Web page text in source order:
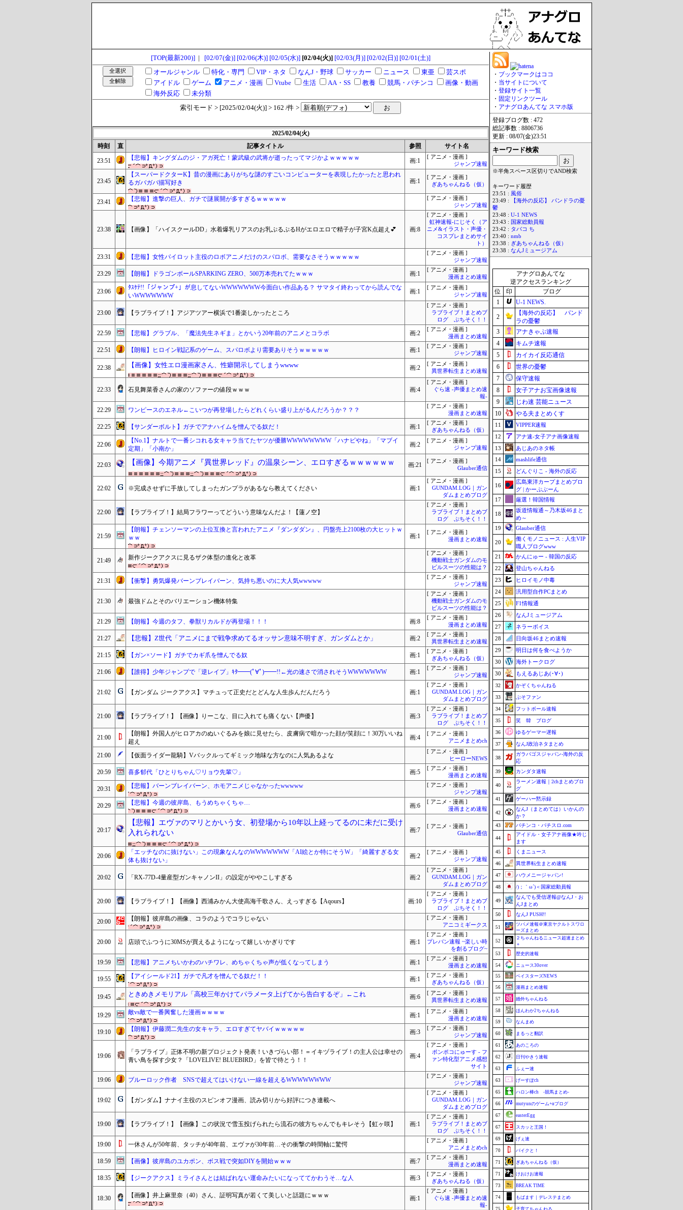
[TOP(最新200)]| [02/07(金)] [02/06(木)] [02/05(水)] [02/04(火)] [02/03(月)] [02/02(日)] [02/01(土)]
オールジャンル
特化・専門 VIP・ネタ なんJ・野球 サッカー ニュース 東亜
芸スポ
アイドル
ゲーム アニメ・漫画 Vtube 生活 AA・SS 教養 競馬・パチンコ
画像・動画
海外反応
未分類
索引モード > [2025/02/04(火)] > 162 /件 >
2025/02/04(火)
時刻
直 記事タイトル 参照 サイト名
23:51 【悲報】キングダムのジ・アガ死亡！蒙武級の武将が逝ったってマジかよｗｗｗｗｗ 画:1
[ アニメ・漫画 ]
ジャンプ速報
23:45
【スーパードクターK】昔の漫画にありがちな謎のすごいコンピューターを表現したかったと思われ
るガバガバ描写好き
画:1
[ アニメ・漫画 ]
ぎあちゃんねる（仮）
23:41 【悲報】進撃の巨人、ガチで謎展開が多すぎるｗｗｗｗｗ
[ アニメ・漫画 ]
ジャンプ速報
23:38 【画像】「ハイスクールDD」水着爆乳リアスのお乳ぷるぷるHがエロエロで精子が子宮K点超え💕 画:8
[ アニメ・漫画 ]
虹神速報-にじそく（ア
ニメ&イラスト・声優・
コスプレまとめサイ
ト）
23:31 【悲報】女性パイロット主役のロボアニメだけのスパロボ、需要なさそうｗｗｗｗｗ
[ アニメ・漫画 ]
ジャンプ速報
23:29 【朗報】ドラゴンボールSPARKING ZERO、500万本売れてたｗｗｗ 画:1
[ アニメ・漫画 ]
漫画まとめ速報
23:06
ﾀｽｹﾃ!!「ジャンプ+」が息してないWWWWWWW今面白い作品ある？ サマタイ終わってから読んでな
いWWWWWWW
画:1
[ アニメ・漫画 ]
ジャンプ速報
23:00 【ラブライブ！】アジアツアー横浜で1番楽しかったところ
[ アニメ・漫画 ]
ラブライブ！まとめブ
ログ ぷちそく！！
22:59 【悲報】グラブル、「魔法先生ネギま」とかいう20年前のアニメとコラボ 画:2
[ アニメ・漫画 ]
漫画まとめ速報
22:51 【朗報】ヒロイン戦記系のゲーム、スパロボより需要ありそうｗｗｗｗｗ 画:1
[ アニメ・漫画 ]
ジャンプ速報
22:38 【画像】女性エロ漫画家さん、性癖開示してしまうwwww 画:2
[ アニメ・漫画 ]
異世界転生まとめ速報
22:33 石見舞菜香さんの家のソファーの値段ｗｗｗ 画:4
[ アニメ・漫画 ]
ぐら速 -声優まとめ速
報-
22:29 ワンピースのエネル←こいつが再登場したらどれくらい盛り上がるんだろうか？？？
[ アニメ・漫画 ]
漫画まとめ速報
22:25 【サンダーボルト】ガチでアナハイムを憎んでる奴だ！ 画:1
[ アニメ・漫画 ]
ぎあちゃんねる（仮）
22:06
【No.1】ナルトで一番シコれる女キャラ当てたヤツが優勝WWWWWWWW「ハナビやね」「マブイ
定期」「小南か」
画:2
[ アニメ・漫画 ]
ジャンプ速報
22:03 【画像】今期アニメ『異世界レッド』の温泉シーン、エロすぎるｗｗｗｗｗｗ 画:21
[ アニメ・漫画 ]
Glauber通信
22:02 ※完成させずに手放してしまったガンプラがあるなら教えてください 画:1
[ アニメ・漫画 ]
GUNDAM.LOG｜ガン
ダムまとめブログ
22:00 【ラブライブ！】結局フラワーってどういう意味なんだよ！【蓮ノ空】
[ アニメ・漫画 ]
ラブライブ！まとめブ
ログ ぷちそく！！
21:59
【朗報】チェンソーマンの上位互換と言われたアニメ『ダンダダン』、円盤売上2100枚の大ヒットｗ
ｗｗ
画:1
[ アニメ・漫画 ]
漫画まとめ速報
21:49 新作ジークアクスに見るザク体型の進化と改革
[ アニメ・漫画 ]
機動戦士ガンダムのモ
ビルスーツの性能は？
21:31 【衝撃】勇気爆発バーンブレイバーン、気持ち悪いのに大人気wwwww
[ アニメ・漫画 ]
ジャンプ速報
21:30 最強ドムとそのバリエーション機体特集
[ アニメ・漫画 ]
機動戦士ガンダムのモ
ビルスーツの性能は？
21:29 【朗報】今週のタフ、拳獣リカルドが再登場！！！ 画:8
[ アニメ・漫画 ]
漫画まとめ速報
21:27 【悲報】Z世代「アニメにまで戦争求めてるオッサン意味不明すぎ、ガンダムとか」 画:2
[ アニメ・漫画 ]
異世界転生まとめ速報
21:15 【ガン×ソード】ガチでカギ爪を憎んでる奴 画:1
[ アニメ・漫画 ]
ぎあちゃんねる（仮）
21:06 【誰得】少年ジャンプで「逆レイプ」ｷﾀ━━(ﾟ∀ﾟ)━━!!←光の速さで消されそうWWWWWWW 画:1
[ アニメ・漫画 ]
ジャンプ速報
21:02 【ガンダム ジークアクス】マチュって正史だとどんな人生歩んだんだろう 画:1
[ アニメ・漫画 ]
GUNDAM.LOG｜ガン
ダムまとめブログ
21:00 【ラブライブ！】【画像】りーこな、目に入れても痛くない【声優】 画:3
[ アニメ・漫画 ]
ラブライブ！まとめブ
ログ ぷちそく！！
21:00
【朗報】外国人がヒロアカのぬいぐるみを娘に見せたら、皮膚病で暗かった顔が笑顔に！30万いいね
超え
画:4
[ アニメ・漫画 ]
アニメまとめch
21:00 【仮面ライダー龍騎】Vバックルってギミック地味な方なのに人気あるよな
[ アニメ・漫画 ]
ヒーローNEWS
20:59 喜多郁代「ひとりちゃん♡リョウ先輩♡」 画:5
[ アニメ・漫画 ]
漫画まとめ速報
20:31 【悲報】バーンブレイバーン、ホモアニメじゃなかったwwwww
[ アニメ・漫画 ]
ジャンプ速報
20:29 【悲報】今週の彼岸島、もうめちゃくちゃ… 画:6
[ アニメ・漫画 ]
漫画まとめ速報
20:17
【悲報】エヴァのマリとかいう女、初登場から10年以上経ってるのに未だに受け
入れられない
画:7
[ アニメ・漫画 ]
Glauber通信
20:06
「エッチなのに抜けない」この現象なんなのWWWWWWW「AI絵とか特にそうW」「綺麗すぎる女
体も抜けない」
画:2
[ アニメ・漫画 ]
ジャンプ速報
20:02 「RX-77D-4量産型ガンキャノンII」の設定がややこしすぎる 画:2
[ アニメ・漫画 ]
GUNDAM.LOG｜ガン
ダムまとめブログ
20:00 【ラブライブ！】【画像】西浦みかん大使高海千歌さん、えっすぎる【Aqours】 画:10
[ アニメ・漫画 ]
ラブライブ！まとめブ
ログ ぷちそく！！
20:00 【朗報】彼岸島の画像、コラのようでコラじゃない
[ アニメ・漫画 ]
アニコミギークス
20:00 店頭でふつうに30MSが買えるようになって嬉しいかぎりです 画:1
[ アニメ・漫画 ]
プレバン速報 ~楽しい時
を創るブログ~
19:59 【悲報】アニメちいかわのハチワレ、めちゃくちゃ声が低くなってしまう 画:1
[ アニメ・漫画 ]
漫画まとめ速報
19:55 【アイシールド21】ガチで凡才を憎んでる奴だ！！ 画:1
[ アニメ・漫画 ]
ぎあちゃんねる（仮）
19:45 ときめきメモリアル「高校三年かけてパラメータ上げてから告白するぞ」←これ 画:6
[ アニメ・漫画 ]
異世界転生まとめ速報
19:29 敵vs敵で一番興奮した漫画ｗｗｗｗ 画:1
[ アニメ・漫画 ]
漫画まとめ速報
19:10 【朗報】伊藤潤二先生の女キャラ、エロすぎてヤバイｗｗｗｗｗ 画:3
[ アニメ・漫画 ]
ジャンプ速報
19:06
「ラブライブ」正体不明の新プロジェクト発表！いきづらい部！＝イキヅライブ！の主人公は幸せの
青い鳥を探す少女？「LOVELIVE! BLUEBIRD」を皆で待とう！！
画:4
[ アニメ・漫画 ]
ポンポコにゅーす - フ
ァン特化型アニメ感想
サイト
19:06 ブルーロック作者 SNSで超えてはいけない一線を超えるWWWWWWWW
[ アニメ・漫画 ]
ジャンプ速報
19:02 【ガンダム】ナナイ主役のスピンオフ漫画、読み切りから好評につき連載へ
[ アニメ・漫画 ]
GUNDAM.LOG｜ガン
ダムまとめブログ
19:00 【ラブライブ！】【画像】この状況で雪玉投げられたら流石の彼方ちゃんでもキレそう【虹ヶ咲】 画:1
[ アニメ・漫画 ]
ラブライブ！まとめブ
ログ ぷちそく！！
19:00 一休さんが50年前、タッチが40年前、エヴァが30年前…その衝撃の時間軸に驚愕
[ アニメ・漫画 ]
アニメまとめch
18:59 【画像】彼岸島のユカポン、ボス戦で突如DIYを開始ｗｗｗ 画:7
[ アニメ・漫画 ]
漫画まとめ速報
18:35 【ジークアクス】ミライさんとは結ばれない運命みたいになっててかわうそ…な人 画:3
[ アニメ・漫画 ]
ぎあちゃんねる（仮）
18:30 【画像】井上麻里奈（40）さん、証明写真が若くて美しいと話題にｗｗｗ 画:1
[ アニメ・漫画 ]
ぐら速 -声優まとめ速
報-
・ ブックマークはココ
・ 当サイトについて
・ 登録サイト一覧
・ 固定リンクツール
・ アナグロあんてな スマホ版
登録ブログ数 : 472
総記事数 : 8806736
更新 : 08/07(金)23:51
キーワード検索
※半角スペース区切りでAND検索
キーワード履歴
23:51 : 風俗
23:49 :
【海外の反応】 パンドラの憂
鬱
23:48 : U-1 NEWS
23:43 : 国家総動員報
23:42 : タバコ ち
23:40 : nmb
23:38 : ぎあちゃんねる（仮）
23:38 : なんJミュージアム
アナグロあんてな
逆アクセスランキング
位
印
ブログ
1
U-1 NEWS.
2
【海外の反応】 パンド
ラの憂鬱
3
アナきゃぷ速報
4
キムチ速報
5
カイカイ反応通信
6
世界の憂鬱
7
保守速報
8
女子アナお宝画像速報
9
じわ速 芸能ニュース
10
やる夫まとめくす
11
VIPPER速報
12
アナ速‐女子アナ画像速報
13
あじあのネタ帳
14
mashlife通信
15
どんぐりこ - 海外の反応
16
広島東洋カープまとめブロ
グ | かーぷぶーん
17
厳選！韓国情報
18
坂道情報通～乃木坂46まと
め～
19
Glauber通信
20
働くモノニュース : 人生VIP
職人ブログwww
21
かんにゅー - 韓国の反応
22
登山ちゃんねる
23
ヒロイモノ中毒
24
汎用型自作PCまとめ
25
F1情報通
26
なんJミュージアム
27
ネラーボイス
28
日向坂46まとめ速報
29
明日は何を食べようか
30
海外トークログ
30
もえるあじあ(･∀･)
32 かぞくちゃんねる
33 ぷそファン
34 フットボール速報
35 笑 韓 ブログ
36 ゆるゲーマー遅報
37 なんJ政治ネタまとめ
38
ガラパゴスジャパン-海外の反
応
39
カンダタ速報
40
ラーメン速報｜2chまとめブロ
グ
41
ゲーハー黙示録
42
なんJ（まとめては）いかんの
か？
43
パチンコ・パチスロ.com
44
アイドル・女子アナ画像★吟じ
ます
45
くまニュース
46 異世界転生まとめ速報
47 ハウメニージャパン!
48 /)；｀ω´)＜国家総動員報
49
なんでも受信遅報@なんJ・お
んJまとめ
50
なんJ PUSH!!
51
ツバメ速報＠東京ヤクルトスワロ
ーズまとめ
52
２ちゃんねるニュース超速まとめ
＋
53
歴史的速報
54 ニュース30over
55 ベイスターズNEWS
56 漫画まとめ速報
57 婚外ちゃんねる
58 ほんわか2ちゃんねる
59 なんまめ
60 まるっと翻訳
61 あのころの
62 日刊やきう速報
63 ふぇー速
63 げーすぽch
65 ハロン棒ch -競馬まとめ-
66 mutyunのゲーム+αブログ
67 easterEgg
67 スカッと王国！
69 げぇ速
70 バイクと！
71 ぎあちゃんねる（仮）
71 けおけお速報
73 BREAK TIME
74 もばます｜デレステまとめ
75 子育てちゃんねる